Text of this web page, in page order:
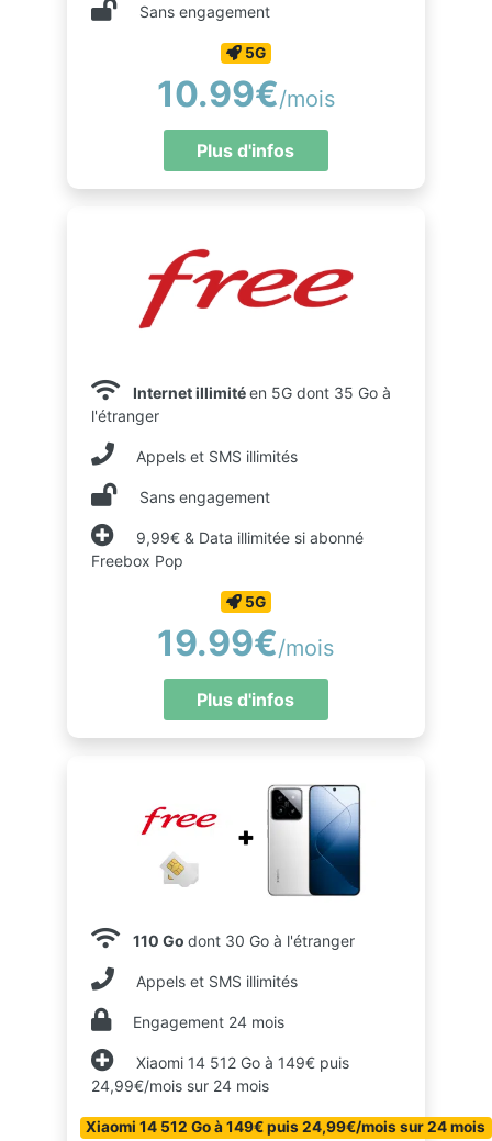
Sans engagement
5G
10.99€/mois
Plus d'infos
Internet illimitéen 5G dont 35 Go à
l'étranger
Appels et SMS illimités
Sans engagement
9,99€ & Data illimitée si abonné
Freebox Pop
5G
19.99€/mois
Plus d'infos
110 Go dont 30 Go à l'étranger
Appels et SMS illimités
Engagement 24 mois
Xiaomi 14 512 Go à 149€ puis
24,99€/mois sur 24 mois
Xiaomi 14 512 Go à 149€ puis 24,99€/mois sur 24 mois